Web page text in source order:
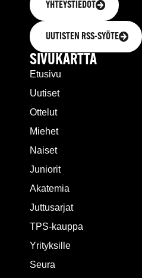
YHTEYSTIEDOT
UUTISTEN RSS-SYÖTE
SIVUKARTTA
Etusivu
Uutiset
Ottelut
Miehet
Naiset
Juniorit
Akatemia
Juttusarjat
TPS-kauppa
Yrityksille
Seura